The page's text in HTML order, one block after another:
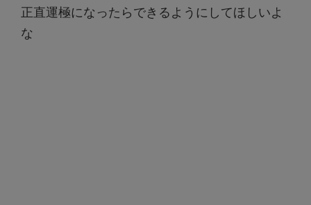
正直運極になったらできるようにしてほしいよ
な